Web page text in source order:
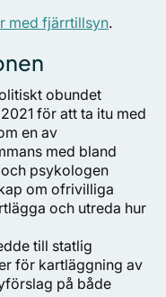
med fjärrtillsyn.
obundet
för att ta itu med
en av
med bland
psykologen
om ofrivilliga
och utreda hur
till statlig
för kartläggning av
på både